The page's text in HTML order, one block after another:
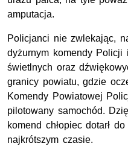
amputacja.
Policjanci nie zwlekając,
dyżurnym komendy Policji
świetlnych oraz
granicy powiatu, gdzie
Komendy Powiatowej
pilotowany samochód.
komend chłopiec dotarł
najkrótszym czasie.